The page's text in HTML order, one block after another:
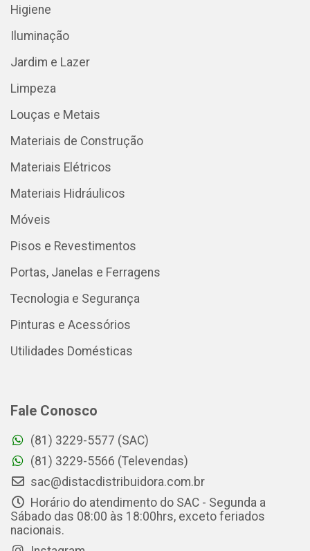
Higiene
Iluminação
Jardim e Lazer
Limpeza
Louças e Metais
Materiais de Construção
Materiais Elétricos
Materiais Hidráulicos
Móveis
Pisos e Revestimentos
Portas, Janelas e Ferragens
Tecnologia e Segurança
Pinturas e Acessórios
Utilidades Domésticas
Fale Conosco
(81) 3229-5577 (SAC)
(81) 3229-5566 (Televendas)
sac@distacdistribuidora.com.br
Horário do atendimento do SAC - Segunda a
Sábado das 08:00 às 18:00hrs, exceto feriados
nacionais.